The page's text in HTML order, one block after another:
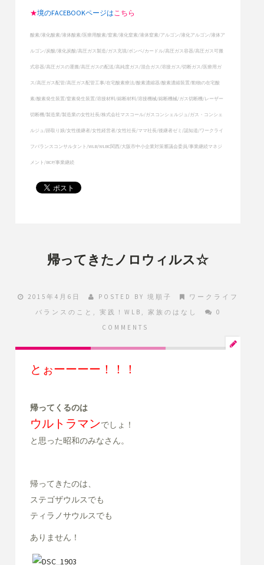
★境のFACEBOOKページはこちら
酸素/液化酸素/液体酸素/医療用酸素/窒素/液化窒素/液体窒素/アルゴン/液化アルゴン/液体ア
ルゴン/炭酸/液化炭酸/高圧ガス製造/ガス充填/ボンベ/カードル/高圧ガス容器/高圧ガス可搬
式容器/高圧ガスの運搬/高圧ガスの配送/高純度ガス/混合ガス/溶接ガス/切断ガス/医療用ガ
ス/高圧ガス配管/高圧ガス配管工事/在宅酸素療法/酸素濃縮器/酸素濃縮装置/動物の在宅酸
素/酸素発生装置/窒素発生装置/溶接材料/鎔断材料/溶接機械/鎔断機械/ガス切断機/レーザー
切断機/製造業/製造業の女性社長/株式会社マスコール/ガスコンシェルジュ/ガス・コンシェ
ルジュ/跡取り娘/女性後継者/女性経営者/女性社長/ママ社長/後継者ゼミ/認知道/ワークライ
フバランスコンサルタント/WLB/WLBC関西/大阪市中小企業対策審議会委員/事業継続マネジ
メント/BCP/事業継続
帰ってきたノロウィルス☆
2015年4月6日 POSTED BY 境順子
ワークライフ
バランスのこと
実践！WLB 家族のはなし
0
COMMENTS
とぉーーーー！！！
帰ってくるのは
ウルトラマンでしょ！
と思った昭和のみなさん。
帰ってきたのは、
ステゴザウルスでも
ティラノサウルスでも
ありません！